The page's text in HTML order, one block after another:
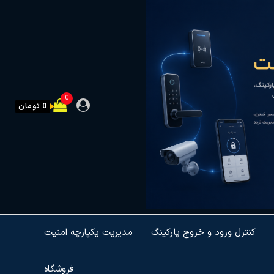
0
0 تومان
مدیریت یکپارچه امنیت کنترل ورود و خروج پارکینگ
فروشگاه